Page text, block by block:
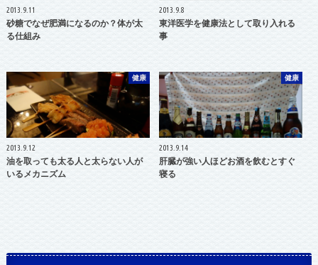
2013.9.11
砂糖でなぜ肥満になるのか？体が太
る仕組み
2013.9.8
東洋医学を健康法として取り入れる
事
健康
2013.9.12
油を取っても太る人と太らない人が
いるメカニズム
健康
2013.9.14
肝臓が強い人ほどお酒を飲むとすぐ
寝る